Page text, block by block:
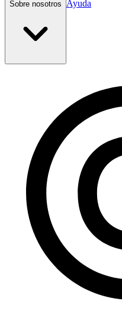
Sobre nosotros Ayuda